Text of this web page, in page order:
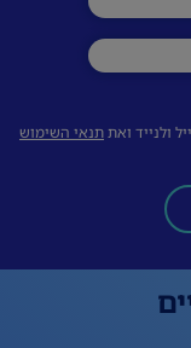
ולנייד ואתתנאי השימוש